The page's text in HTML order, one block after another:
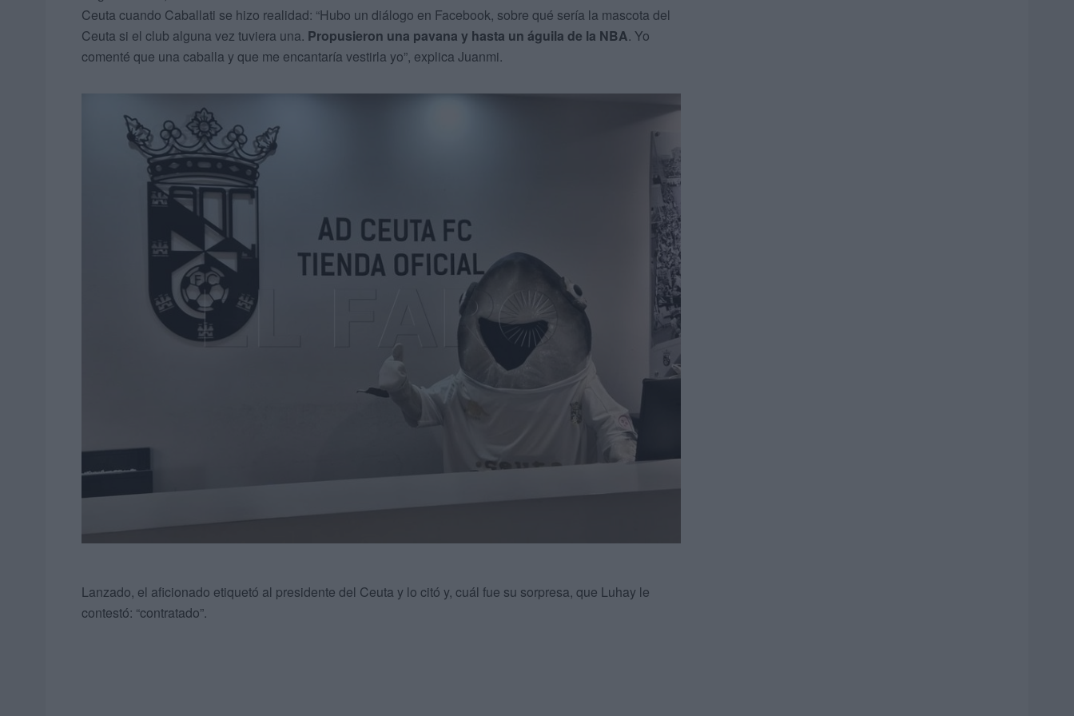
Ceuta cuando Caballati se hizo realidad: “Hubo un diálogo en Facebook, sobre qué sería la mascota del
Ceuta si el club alguna vez tuviera una. Propusieron una pavana y hasta un águila de la NBA. Yo
comenté que una caballa y que me encantaría vestirla yo”, explica Juanmi.
Lanzado, el aficionado etiquetó al presidente del Ceuta y lo citó y, cuál fue su sorpresa, que Luhay le
contestó: “contratado”.